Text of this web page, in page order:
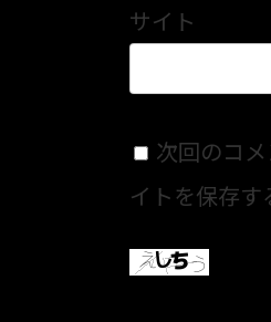
サイト
次回のコ
イトを保存す